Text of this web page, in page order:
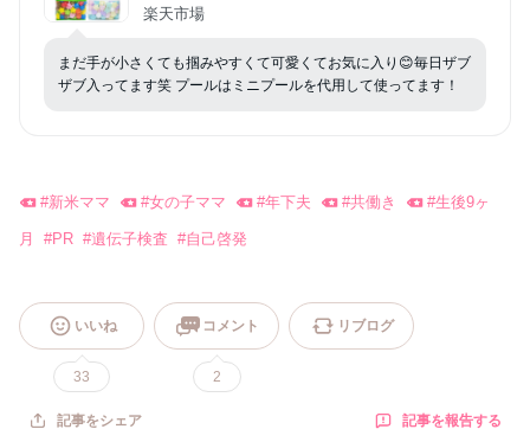
ルプール おもちゃ ボール 玩具 ボールハウス 水
料無料]
楽天市場
まだ手が小さくても掴みやすくて可愛くてお気に入り😊毎日ザブ
ザブ入ってます笑 プールはミニプールを代用して使ってます！
#新米ママ #女の子ママ #年下夫 #共働き #生後9ヶ
月 #PR #遺伝子検査 #自己啓発
いいね
33
コメント
2
リブログ
記事をシェア 記事を報告する